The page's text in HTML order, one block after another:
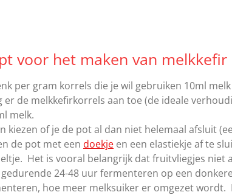
voor het maken van
per gram korrels die je wil gebruiken 10ml
er de melkkefirkorrels aan toe (de ideale
melk.
kiezen of je de pot al dan niet helemaal afsluit
de pot met een doekje en een elastiekje af te
Het is vooral belangrijk dat fruitvliegjes niet
gedurende 24-48 uur fermenteren op een
hoe meer melksuiker er omgezet